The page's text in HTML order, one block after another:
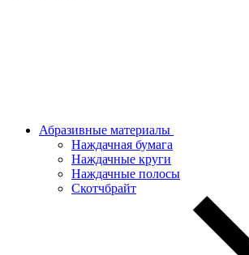
Абразивные материалы
Наждачная бумага
Наждачные круги
Наждачные полосы
Скотчбрайт